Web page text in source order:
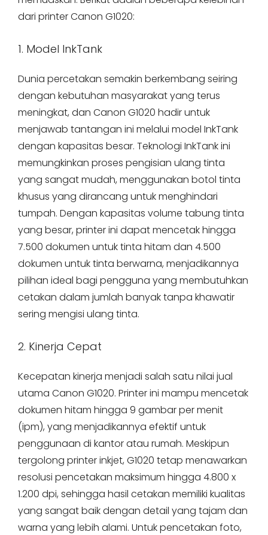
dari printer Canon G1020:
1. Model InkTank
Dunia percetakan semakin berkembang seiring
dengan kebutuhan masyarakat yang terus
meningkat, dan Canon G1020 hadir untuk
menjawab tantangan ini melalui model InkTank
dengan kapasitas besar. Teknologi InkTank ini
memungkinkan proses pengisian ulang tinta
yang sangat mudah, menggunakan botol tinta
khusus yang dirancang untuk menghindari
tumpah. Dengan kapasitas volume tabung tinta
yang besar, printer ini dapat mencetak hingga
7.500 dokumen untuk tinta hitam dan 4.500
dokumen untuk tinta berwarna, menjadikannya
pilihan ideal bagi pengguna yang membutuhkan
cetakan dalam jumlah banyak tanpa khawatir
sering mengisi ulang tinta.
2. Kinerja Cepat
Kecepatan kinerja menjadi salah satu nilai jual
utama Canon G1020. Printer ini mampu mencetak
dokumen hitam hingga 9 gambar per menit
(ipm), yang menjadikannya efektif untuk
penggunaan di kantor atau rumah. Meskipun
tergolong printer inkjet, G1020 tetap menawarkan
resolusi pencetakan maksimum hingga 4.800 x
1.200 dpi, sehingga hasil cetakan memiliki kualitas
yang sangat baik dengan detail yang tajam dan
warna yang lebih alami. Untuk pencetakan foto,